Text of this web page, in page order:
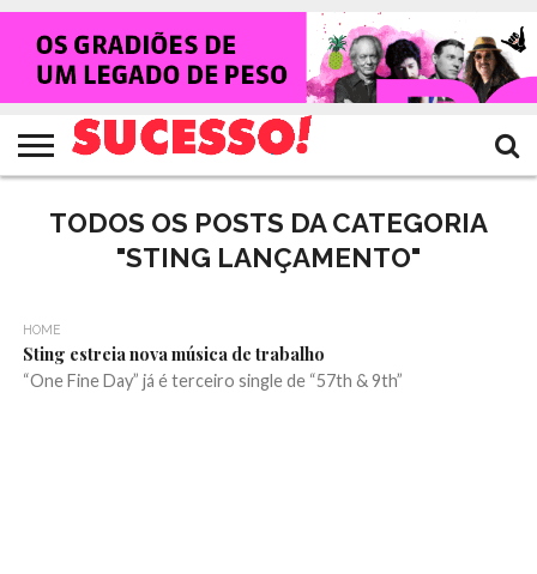
HOME
NOTÍCIAS
SHOWS
ENTREVISTAS
CLIQUES
RANKING
CROWLEY
TV
SUCESSO!
REVISTA
SUCESSO!
TODOS OS POSTS DA CATEGORIA
"STING LANÇAMENTO"
HOME
Sting estreia nova música de trabalho
“One Fine Day” já é terceiro single de “57th & 9th”